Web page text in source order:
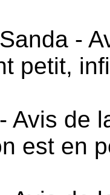
-
petit,
Avis de
est en